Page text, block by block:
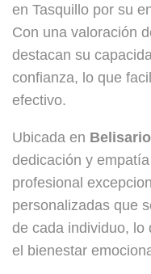
en Tasquillo por su
Con una valoración
destacan su
confianza, lo que
efectivo.
Ubicada en
dedicación y
profesional
personalizadas que
de cada individuo, lo
el bienestar